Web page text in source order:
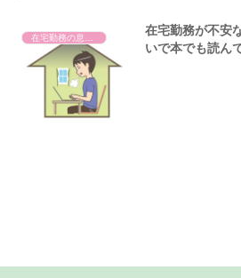
在宅勤務の息抜き
在宅勤務が不安
いで本でも読ん